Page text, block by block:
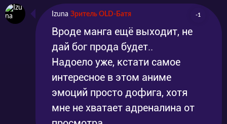
Izuna Зритель OLD-Батя -1
Вроде манга ещё выходит, не
дай бог прода будет..
Надоело уже, кстати самое
интересное в этом аниме
эмоций просто дофига, хотя
мне не хватает адреналина от